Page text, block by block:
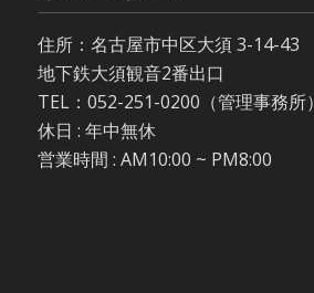
住所：名古屋市中区大須 3-14-43
地下鉄大須観音2番出口
TEL：052-251-0200（管理事務所）
休日 : 年中無休
営業時間 : AM10:00 ~ PM8:00